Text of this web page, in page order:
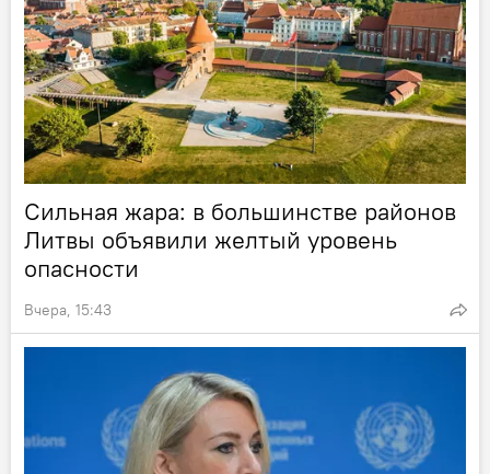
Сильная жара: в большинстве районов
Литвы объявили желтый уровень
опасности
Вчера, 15:43